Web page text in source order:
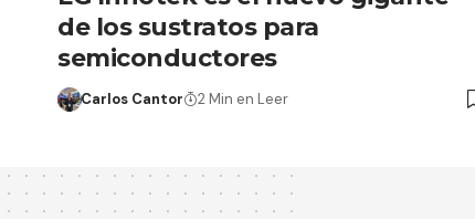
de los sustratos para
semiconductores
Carlos Cantor 2 Min en Leer